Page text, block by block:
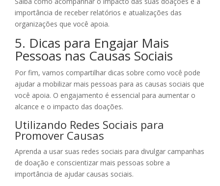
importância de receber relatórios e atualizações das
organizações que você apoia.
5. Dicas para Engajar Mais
Pessoas nas Causas Sociais
Por fim, vamos compartilhar dicas sobre como você pode
ajudar a mobilizar mais pessoas para as causas sociais que
você apoia. O engajamento é essencial para aumentar o
alcance e o impacto das doações.
Utilizando Redes Sociais para
Promover Causas
Aprenda a usar suas redes sociais para divulgar campanhas
de doação e conscientizar mais pessoas sobre a
importância de ajudar causas sociais.